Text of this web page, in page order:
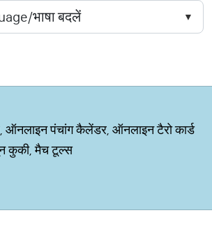
पंचांग कैलेंडर, ऑनलाइन टैरो कार्ड
कुकी, मैच टूल्स